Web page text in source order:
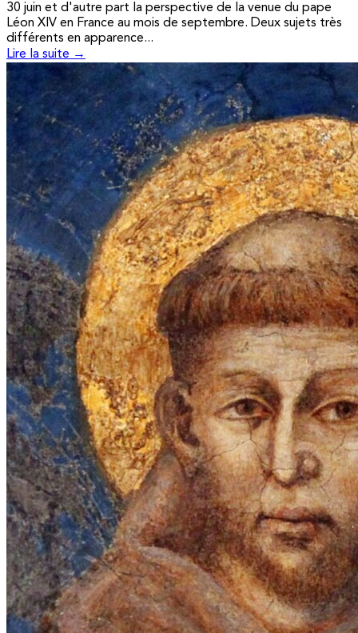
30 juin et d'autre part la perspective de la venue du pape
Léon XIV en France au mois de septembre. Deux sujets très
différents en apparence...
Lire la suite →